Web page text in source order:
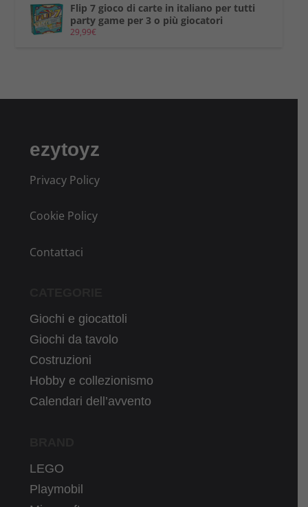
Flip 7 gioco di carte in italiano per tutti
party game per 3 o più giocatori
29,99€
ezytoyz
Privacy Policy
Cookie Policy
Contattaci
Giochi e giocattoli
Giochi da tavolo
Costruzioni
Hobby e collezionismo
Calendari dell’avvento
LEGO
Playmobil